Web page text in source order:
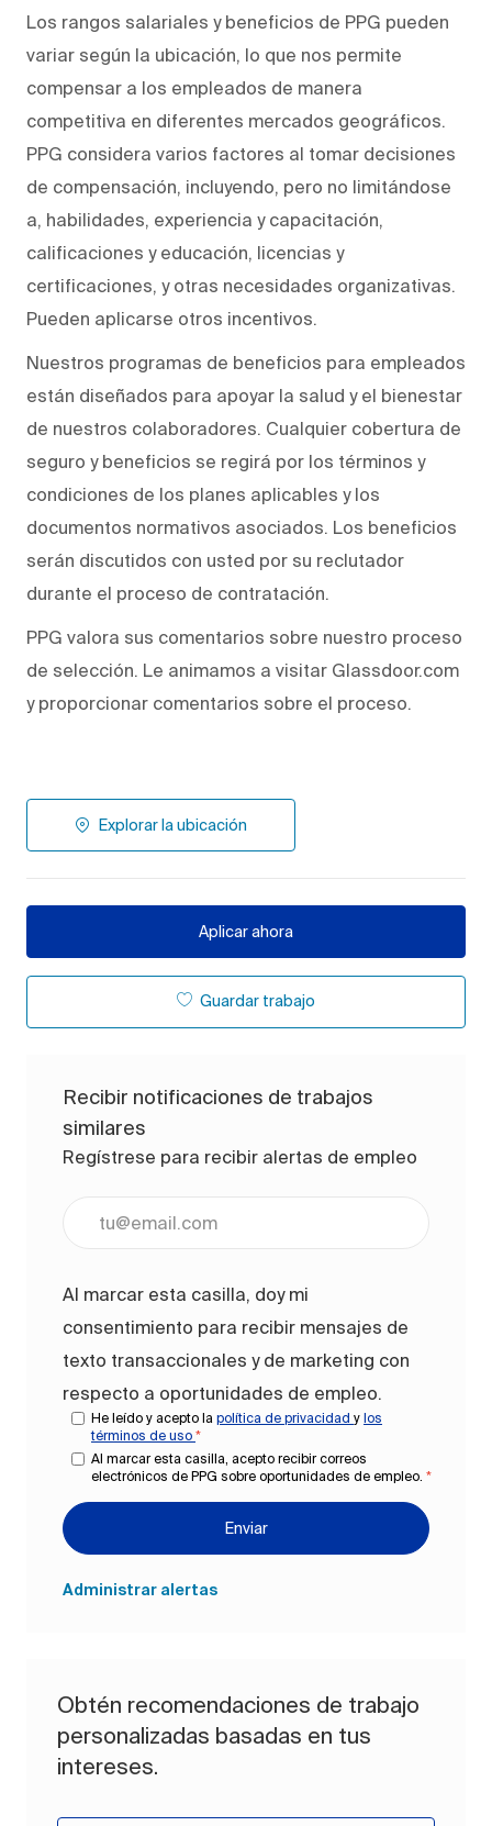
Los rangos salariales y beneficios de PPG pueden
variar según la ubicación, lo que nos permite
compensar a los empleados de manera
competitiva en diferentes mercados geográficos.
PPG considera varios factores al tomar decisiones
de compensación, incluyendo, pero no limitándose
a, habilidades, experiencia y capacitación,
calificaciones y educación, licencias y
certificaciones, y otras necesidades organizativas.
Pueden aplicarse otros incentivos.
Nuestros programas de beneficios para empleados
están diseñados para apoyar la salud y el bienestar
de nuestros colaboradores. Cualquier cobertura de
seguro y beneficios se regirá por los términos y
condiciones de los planes aplicables y los
documentos normativos asociados. Los beneficios
serán discutidos con usted por su reclutador
durante el proceso de contratación.
PPG valora sus comentarios sobre nuestro proceso
de selección. Le animamos a visitar Glassdoor.com
y proporcionar comentarios sobre el proceso.
Explorar la ubicación
Aplicar ahora
Guardar trabajo
Recibir notificaciones de trabajos
similares
Regístrese para recibir alertas de empleo
Ingrese la dirección de correo electrónico
Al marcar esta casilla, doy mi
consentimiento para recibir mensajes de
texto transaccionales y de marketing con
respecto a oportunidades de empleo.
He leído y acepto la política de privacidad y los
términos de uso *
Al marcar esta casilla, acepto recibir correos
electrónicos de PPG sobre oportunidades de empleo. *
Enviar
Administrar alertas
Obtén recomendaciones de trabajo
personalizadas basadas en tus
intereses.